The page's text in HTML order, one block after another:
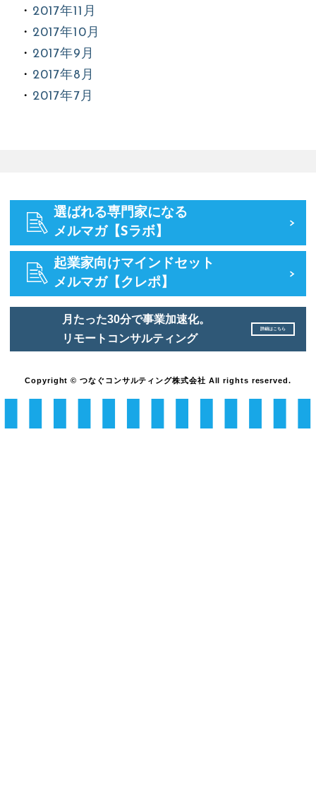
2017年11月
2017年10月
2017年9月
2017年8月
2017年7月
選ばれる専門家になる
メルマガ【Sラボ】
起業家向けマインドセット
メルマガ【クレポ】
月たった30分で事業加速化。
リモートコンサルティング
詳細はこちら
Copyright © つなぐコンサルティング株式会社 All rights reserved.